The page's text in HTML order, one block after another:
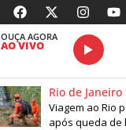
OUÇA AGORA
AO VIVO
Rio de Janeiro
Viagem ao Rio
após queda de